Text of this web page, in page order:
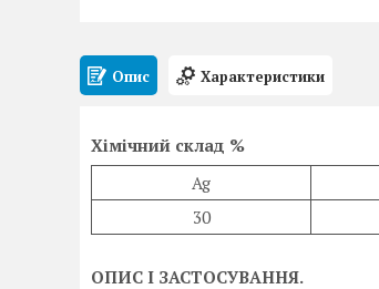
Опис Характеристики
Хімічний склад %
Ag
30
ОПИС І ЗАСТОСУВАННЯ.